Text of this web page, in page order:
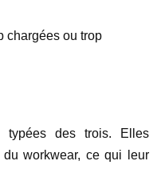
chargées ou trop
des trois. Elles
du workwear, ce qui leur